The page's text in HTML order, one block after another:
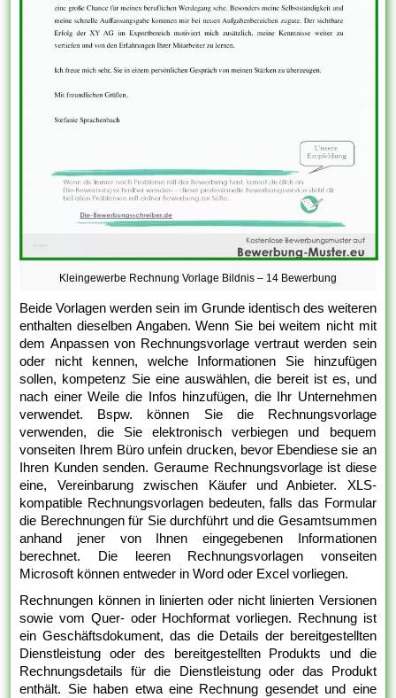
Kleingewerbe Rechnung Vorlage Bildnis – 14 Bewerbung
Beide Vorlagen werden sein im Grunde identisch des weiteren
enthalten dieselben Angaben. Wenn Sie bei weitem nicht mit
dem Anpassen von Rechnungsvorlage vertraut werden sein
oder nicht kennen, welche Informationen Sie hinzufügen
sollen, kompetenz Sie eine auswählen, die bereit ist es, und
nach einer Weile die Infos hinzufügen, die Ihr Unternehmen
verwendet. Bspw. können Sie die Rechnungsvorlage
verwenden, die Sie elektronisch verbiegen und bequem
vonseiten Ihrem Büro unfein drucken, bevor Ebendiese sie an
Ihren Kunden senden. Geraume Rechnungsvorlage ist diese
eine, Vereinbarung zwischen Käufer und Anbieter. XLS-
kompatible Rechnungsvorlagen bedeuten, falls das Formular
die Berechnungen für Sie durchführt und die Gesamtsummen
anhand jener von Ihnen eingegebenen Informationen
berechnet. Die leeren Rechnungsvorlagen vonseiten
Microsoft können entweder in Word oder Excel vorliegen.
Rechnungen können in linierten oder nicht linierten Versionen
sowie vom Quer- oder Hochformat vorliegen. Rechnung ist
ein Geschäftsdokument, das die Details der bereitgestellten
Dienstleistung oder des bereitgestellten Produkts und die
Rechnungsdetails für die Dienstleistung oder das Produkt
enthält. Sie haben etwa eine Rechnung gesendet und eine